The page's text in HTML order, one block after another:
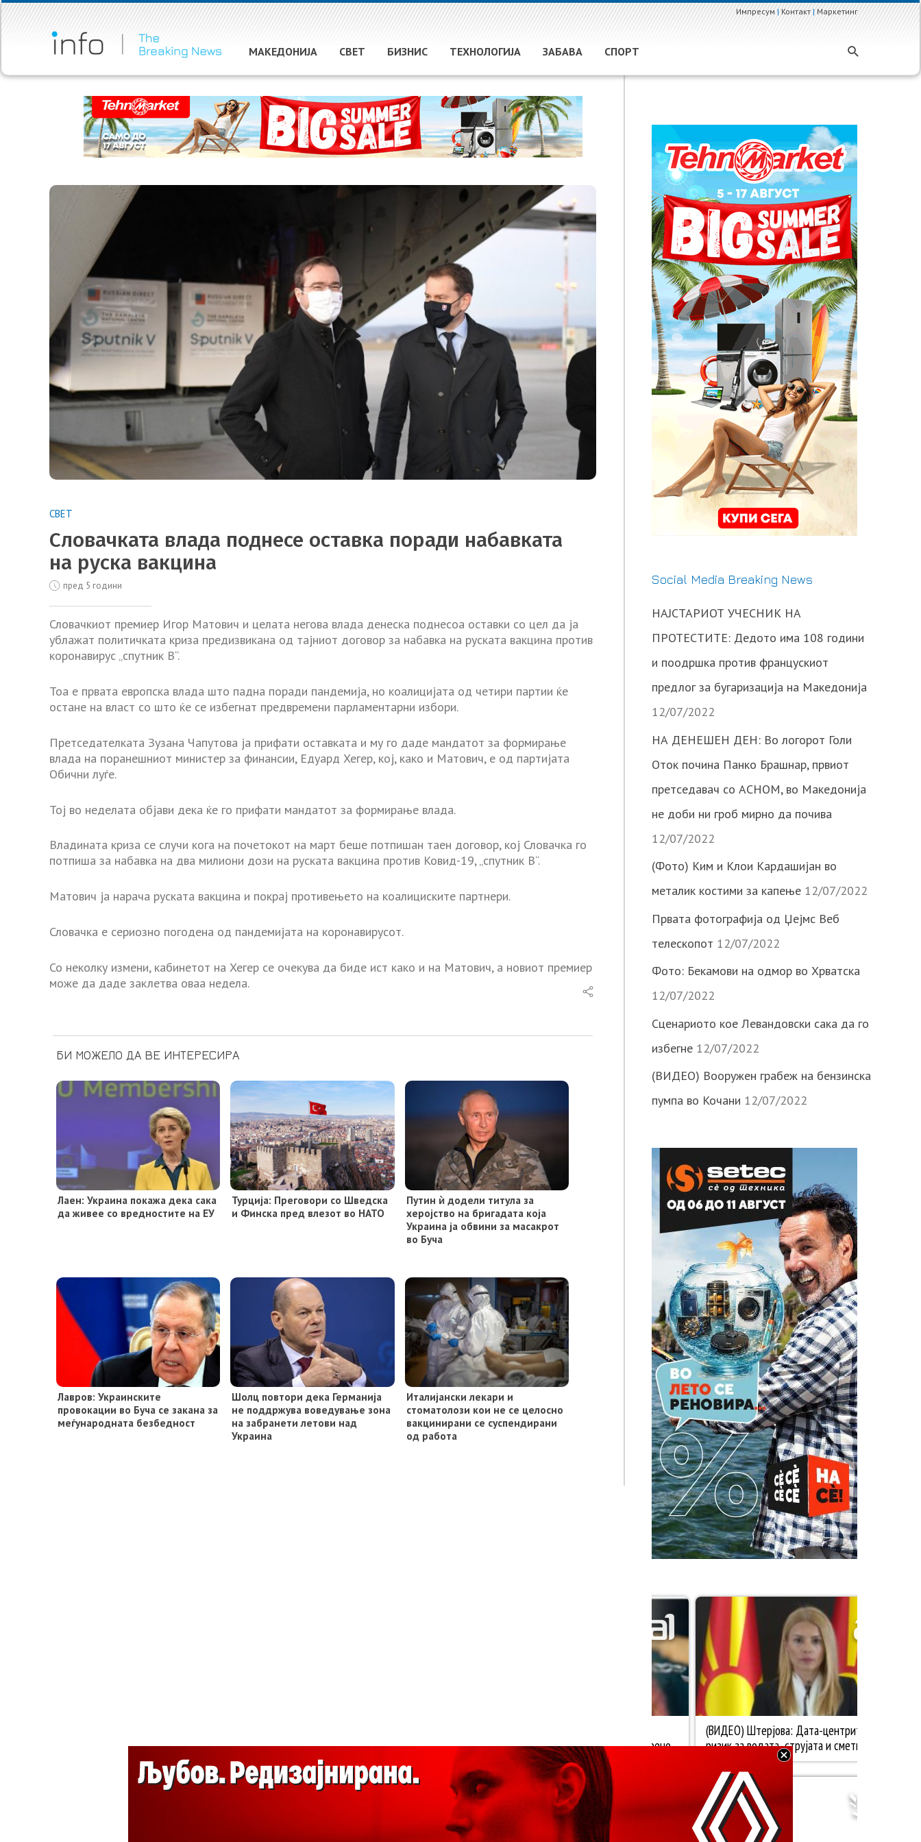
Импресум|Контакт|Маркетинг
МАКЕДОНИЈА СВЕТ БИЗНИС ТЕХНОЛОГИЈА ЗАБАВА СПОРТ
СВЕТ
Словачката влада поднесе оставка поради набавката
на руска вакцина
пред 5 години
Словачкиот премиер Игор Матович и целата негова влада денеска поднесоа оставки со цел да ја
ублажат политичката криза предизвикана од тајниот договор за набавка на руската вакцина против
коронавирус „спутник В“.
Тоа е првата европска влада што падна поради пандемија, но коалицијата од четири партии ќе
остане на власт со што ќе се избегнат предвремени парламентарни избори.
Претседателката Зузана Чапутова ја прифати оставката и му го даде мандатот за формирање
влада на поранешниот министер за финансии, Едуард Хегер, кој, како и Матович, е од партијата
Обични луѓе.
Тој во неделата објави дека ќе го прифати мандатот за формирање влада.
Владината криза се случи кога на почетокот на март беше потпишан таен договор, кој Словачка го
потпиша за набавка на два милиони дози на руската вакцина против Ковид-19, „спутник В“.
Матович ја нарача руската вакцина и покрај противењето на коалициските партнери.
Словачка е сериозно погодена од пандемијата на коронавирусот.
Со неколку измени, кабинетот на Хегер се очекува да биде ист како и на Матович, а новиот премиер
може да даде заклетва оваа недела.
БИ МОЖЕЛО ДА ВЕ ИНТЕРЕСИРА
Лаен: Украина покажа дека сака
да живее со вредностите на ЕУ
Турција: Преговори со Шведска
и Финска пред влезот во НАТО
Путин ѝ додели титула за
херојство на бригадата која
Украина ја обвини за масакрот
во Буча
Лавров: Украинските
провокации во Буча се закана за
меѓународната безбедност
Шолц повтори дека Германија
не поддржува воведување зона
на забранети летови над
Украина
Италијански лекари и
стоматолози кои не се целосно
вакцинирани се суспендирани
од работа
Social Media Breaking News
НАЈСТАРИОТ УЧЕСНИК НА
ПРОТЕСТИТЕ: Дедото има 108 години
и поодршка против францускиот
предлог за бугаризација на Македонија
12/07/2022
НА ДЕНЕШЕН ДЕН: Во логорот Голи
Оток почина Панко Брашнар, првиот
претседавач со АСНОМ, во Македонија
не доби ни гроб мирно да почива
12/07/2022
(Фото) Ким и Клои Кардашијан во
металик костими за капење 12/07/2022
Првата фотографија од Џејмс Веб
телескопот 12/07/2022
Фото: Бекамови на одмор во Хрватска
12/07/2022
Сценариото кое Левандовски сака да го
избегне 12/07/2022
(ВИДЕО) Вооружен грабеж на бензинска
пумпа во Кочани 12/07/2022